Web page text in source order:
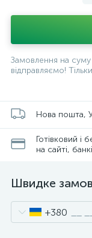
Замовлення на
відправляємо!
Нова пошта,
Готівковий і
на сайті,
Швидке
+380